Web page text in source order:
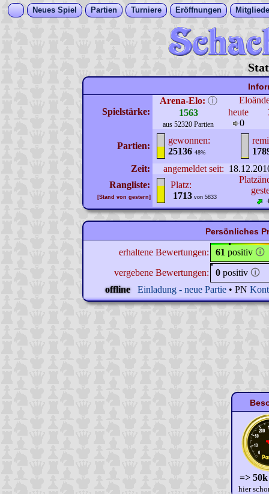
Neues Spiel Partien Turniere Eröffnungen
Spielstärke:
Arena-Elo: ⓘ
1563
aus 52320 Partien
heute
0
Partien:
gewonnen:
25136 48%
Zeit:
angemeldet seit:
Rangliste:
[Stand von gestern]
Platz:
1713 von 5833
Persönliches
erhaltene Bewertungen: 61 positiv 🛈
vergebene Bewertungen:
0 positiv 🛈
offline
Einladung - neue Partie • PN
=>
hier